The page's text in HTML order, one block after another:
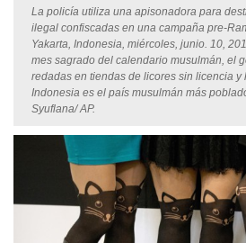
La policía utiliza una apisonadora para
ilegal confiscadas en una campaña pre-
Yakarta, Indonesia, miércoles, junio. 10,
mes sagrado del calendario musulmán, el
redadas en tiendas de licores sin licencia y
Indonesia es el país musulmán más
Syuflana/ AP.